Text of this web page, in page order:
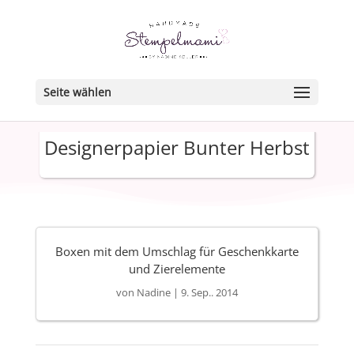
Seite wählen
Designerpapier Bunter Herbst
Boxen mit dem Umschlag für Geschenkkarte
und Zierelemente
von Nadine| 9. Sep.. 2014